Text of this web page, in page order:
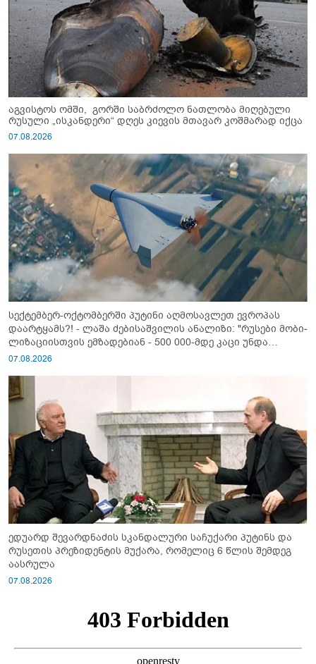
აგვისტოს ომში, გორში საბრძოლო ნათლობა მიღებული
რუსული „ისკანდერი“ დღეს კიევის მთავარ კოშმარად იქცა
07.08.2026
სექტემბერ-ოქტომბერში პუტინი აღმოსავლეთ ევროპას
დაარტყამს?! - ლაშა ძებისაშვილის ანალიზი: "რუსები მობი­
ლიზაციისთვის ემზადებიან - 500 000-მდე კაცი უნდა
გაიწვიონ ომში"
07.08.2026
ედუარდ შევარდნაძის სკანდალური საჩუქარი პუტინს და
რუსეთის პრეზიდენტის მუქარა, რომელიც 6 წლის შემდეგ
აასრულა
07.08.2026